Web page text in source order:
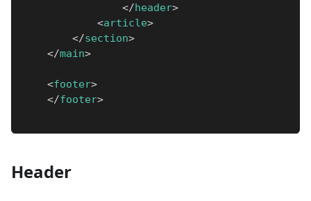
</header>
<article>
</section>
</main>
<footer>
</footer>
Header